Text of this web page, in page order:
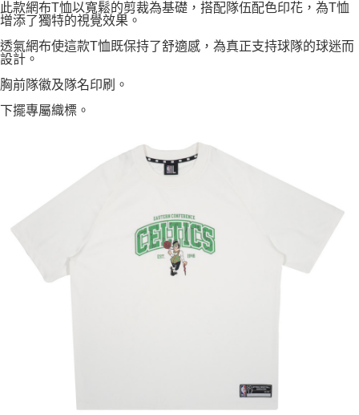
此款網布T恤以寬鬆的剪裁為基礎，搭配隊伍配色印花，為T恤
增添了獨特的視覺效果。
透氣網布使這款T恤既保持了舒適感，為真正支持球隊的球迷而
設計。
胸前隊徽及隊名印刷。
下擺專屬織標。